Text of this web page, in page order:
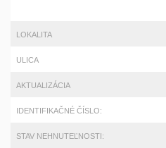
LOKALITA
ULICA
AKTUALIZÁCIA
IDENTIFIKAČNÉ ČÍSLO:
STAV NEHNUTEĽNOSTI: